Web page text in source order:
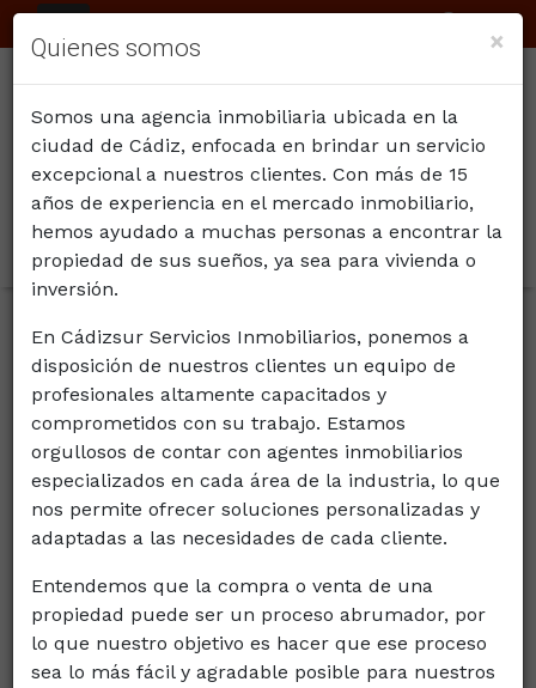
INMUEBLES EN VENTA DE CADIZSUR
Filtrar Ordenar
13 inmuebles en total
Mostrar resultados 12
×
Quienes somos
Somos una agencia inmobiliaria ubicada en la
ciudad de Cádiz, enfocada en brindar un servicio
excepcional a nuestros clientes. Con más de 15
años de experiencia en el mercado inmobiliario,
hemos ayudado a muchas personas a encontrar la
propiedad de sus sueños, ya sea para vivienda o
inversión.
En Cádizsur Servicios Inmobiliarios, ponemos a
disposición de nuestros clientes un equipo de
profesionales altamente capacitados y
comprometidos con su trabajo. Estamos
orgullosos de contar con agentes inmobiliarios
especializados en cada área de la industria, lo que
nos permite ofrecer soluciones personalizadas y
adaptadas a las necesidades de cada cliente.
Entendemos que la compra o venta de una
propiedad puede ser un proceso abrumador, por
lo que nuestro objetivo es hacer que ese proceso
sea lo más fácil y agradable posible para nuestros